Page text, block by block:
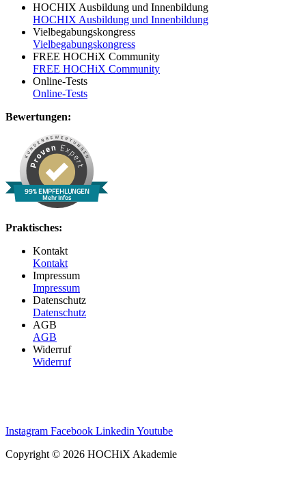
HOCHIX Ausbildung und Innenbildung
HOCHIX Ausbildung und Innenbildung
Vielbegabungskongress
Vielbegabungskongress
FREE HOCHiX Community
FREE HOCHiX Community
Online-Tests
Online-Tests
Bewertungen:
99% EMPFEHLUNGEN
Mehr Infos
Praktisches:
Kontakt
Kontakt
Impressum
Impressum
Datenschutz
Datenschutz
AGB
AGB
Widerruf
Widerruf
Instagram Facebook Linkedin Youtube
Copyright © 2026 HOCHiX Akademie